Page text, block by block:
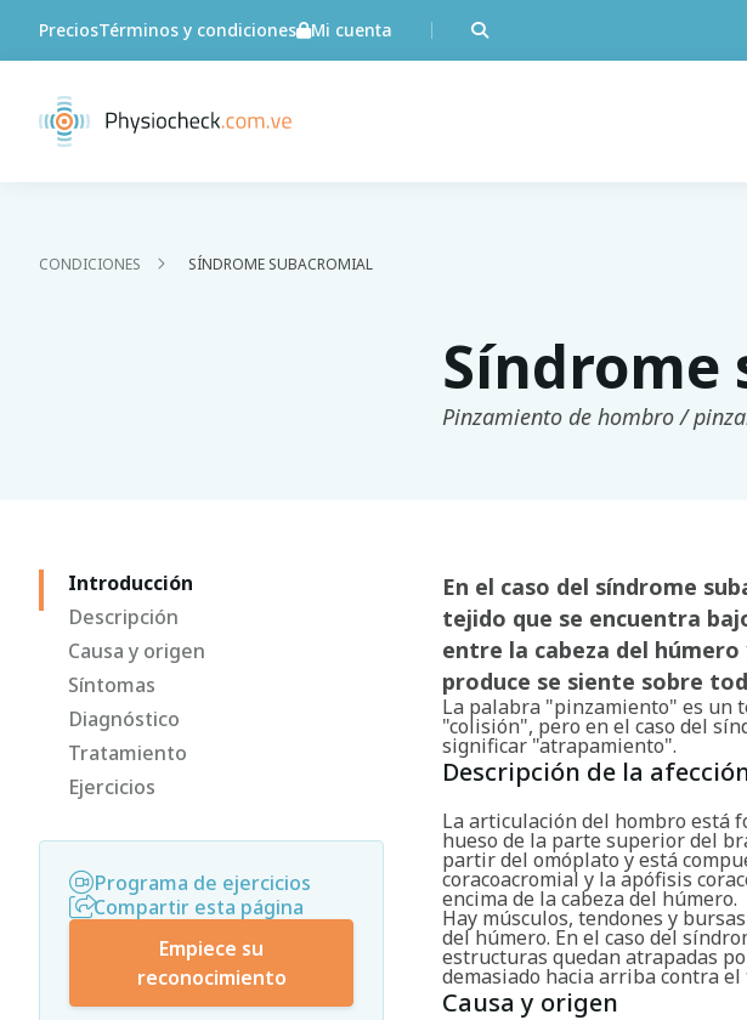
PreciosTérminos y condiciones Mi cuenta
CONDICIONES SÍNDROME SUBACROMIAL
Síndrome
Pinzamiento de hombro /
Introducción
Descripción
Causa y origen
Síntomas
Diagnóstico
Tratamiento
Ejercicios
Programa de ejercicios
Compartir esta página
Empiece su
reconocimiento
En el caso del síndrome
tejido que se encuentra
entre la cabeza del
produce se siente sobre
La palabra "pinzamiento" es un
"colisión", pero en el caso del
significar "atrapamiento".
Descripción de la
La articulación del hombro está
hueso de la parte superior del
partir del omóplato y está
coracoacromial y la apófisis
encima de la cabeza del húmero.
Hay músculos, tendones y
del húmero. En el caso del
estructuras quedan atrapadas
demasiado hacia arriba contra el
Causa y origen